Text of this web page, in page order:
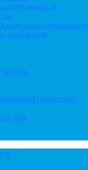
обучающихся
требования
классы
подготовке